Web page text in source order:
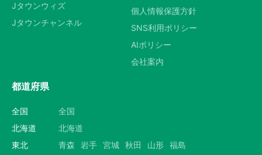
Jタウンウィズ
Jタウンチャンネル
個人情報保護方針
SNS利用ポリシー
AIポリシー
会社案内
都道府県
全国
全国
北海道
北海道
東北
青森 岩手 宮城 秋田 山形 福島